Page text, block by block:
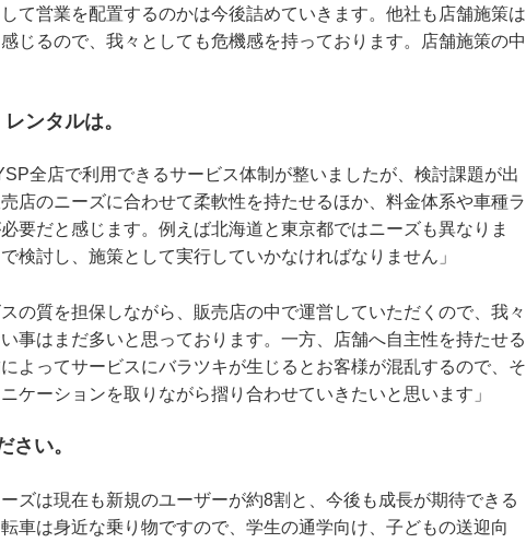
て営業を配置するのかは今後詰めていきます。他社も店舗施策は
じるので、我々としても危機感を持っております。店舗施策の中
ンタルは。
全店で利用できるサービス体制が整いましたが、検討課題が出
店のニーズに合わせて柔軟性を持たせるほか、料金体系や車種ラ
要だと感じます。例えば北海道と東京都ではニーズも異なりま
検討し、施策として実行していかなければなりません」
の質を担保しながら、販売店の中で運営していただくので、我々
事はまだ多いと思っております。一方、店舗へ自主性を持たせる
よってサービスにバラツキが生じるとお客様が混乱するので、そ
ケーションを取りながら摺り合わせていきたいと思います」
い。
ズは現在も新規のユーザーが約8割と、今後も成長が期待できる
車は身近な乗り物ですので、学生の通学向け、子どもの送迎向